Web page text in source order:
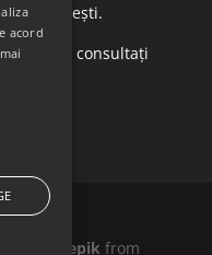
1, București.
să consultați
Freepik from
acord